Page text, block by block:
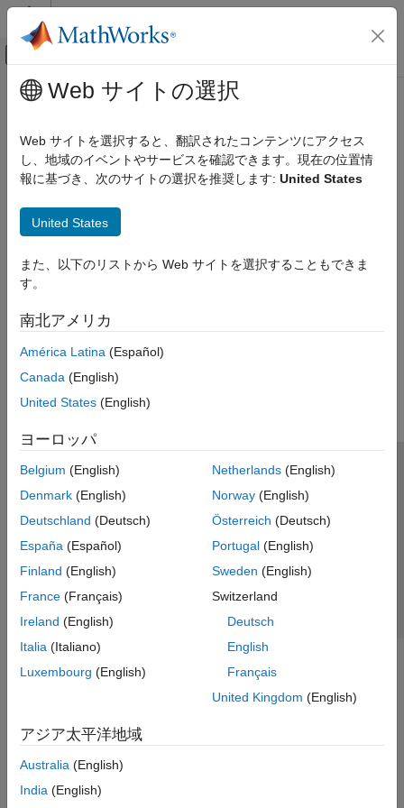
コンテンツへスキップ
オフキャンバス ナビゲーション メ
ドキュメンテーションのホーム
カテゴリ
Automated Driving Toolbox
Navigation Toolbox
RoadRunner
RoadRunner Scenario
Robotics System Toolbox
Robotics System Toolbox 入門
逆運動学
モーション プランニングとパス プランニ
衝突検出
コード生成
オフロードでの重機の自律運転
Robotics System Toolbox でサポートさ
UAV Toolbox
メインコンテンツ
Web サイトの選択
Web サイトを選択すると、翻訳されたコンテンツにアクセス
し、地域のイベントやサービスを確認できます。現在の位置情
報に基づき、次のサイトの選択を推奨します: United States
United States
また、以下のリストから Web サイトを選択することもできま
す。
南北アメリカ
América Latina (Español)
Canada (English)
United States (English)
ヨーロッパ
Belgium (English)
Denmark (English)
Deutschland (Deutsch)
España (Español)
Finland (English)
France (Français)
Ireland (English)
Italia (Italiano)
Luxembourg (English)
Netherlands(English)
Norway(English)
Österreich (Deutsch)
Portugal(English)
Sweden (English)
Switzerland
Deutsch
English
Français
United Kingdom (English)
アジア太平洋地域
Australia (English)
India (English)
トラストセンター
プライバシー ポリシー
違法コピー防止
アプリケーション ステータス
© 1994-2026 The MathWorks, Inc.